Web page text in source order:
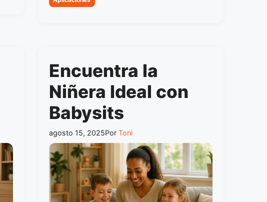
Encuentra la
Niñera Ideal con
Babysits
agosto 15, 2025Por Toni